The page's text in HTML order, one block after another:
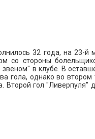
32 года, на 23-й
со стороны
в клубе. В
гола, однако во втором
Второй гол "Ливерпуля"